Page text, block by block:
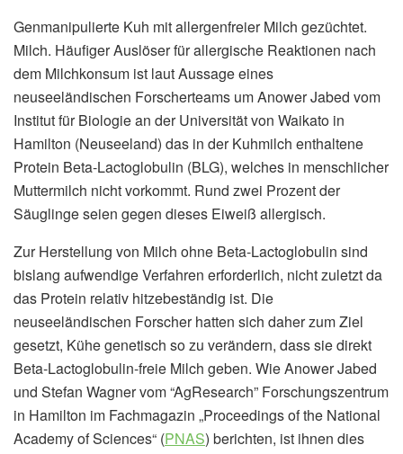
Genmanipulierte Kuh mit allergenfreier Milch gezüchtet.
Milch. Häufiger Auslöser für allergische Reaktionen nach
dem Milchkonsum ist laut Aussage eines
neuseeländischen Forscherteams um Anower Jabed vom
Institut für Biologie an der Universität von Waikato in
Hamilton (Neuseeland) das in der Kuhmilch enthaltene
Protein Beta-Lactoglobulin (BLG), welches in menschlicher
Muttermilch nicht vorkommt. Rund zwei Prozent der
Säuglinge seien gegen dieses Eiweiß allergisch.
Zur Herstellung von Milch ohne Beta-Lactoglobulin sind
bislang aufwendige Verfahren erforderlich, nicht zuletzt da
das Protein relativ hitzebeständig ist. Die
neuseeländischen Forscher hatten sich daher zum Ziel
gesetzt, Kühe genetisch so zu verändern, dass sie direkt
Beta-Lactoglobulin-freie Milch geben. Wie Anower Jabed
und Stefan Wagner vom “AgResearch” Forschungszentrum
in Hamilton im Fachmagazin „Proceedings of the National
Academy of Sciences“ (PNAS) berichten, ist ihnen dies